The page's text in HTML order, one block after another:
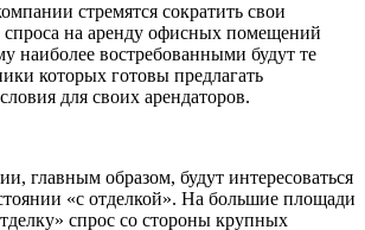
стремятся сократить свои
на аренду офисных помещений
наиболее востребованными будут те
которых готовы предлагать
для своих арендаторов.
главным образом, будут интересоваться
«с отделкой». На большие площади
спрос со стороны крупных